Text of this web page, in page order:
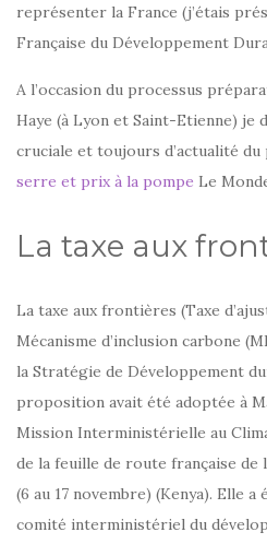
représenter la France (j’étais
Française du Développement
A l’occasion du processus
Haye (à Lyon et Saint-Etienne) je
cruciale et toujours d’actualité du
serre et prix à la pompe Le
La taxe aux
La taxe aux frontières (Taxe
Mécanisme d’inclusion carbone
la Stratégie de Développement
proposition avait été adoptée à
Mission Interministérielle au
de la feuille de route française de
(6 au 17 novembre) (Kenya). Elle
comité interministériel du